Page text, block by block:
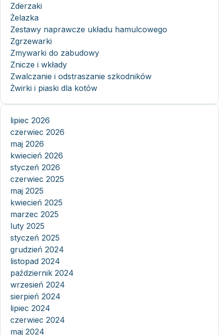
Zderzaki
Żelazka
Zestawy naprawcze układu hamulcowego
Zgrzewarki
Zmywarki do zabudowy
Znicze i wkłady
Zwalczanie i odstraszanie szkodników
Żwirki i piaski dla kotów
lipiec 2026
czerwiec 2026
maj 2026
kwiecień 2026
styczeń 2026
czerwiec 2025
maj 2025
kwiecień 2025
marzec 2025
luty 2025
styczeń 2025
grudzień 2024
listopad 2024
październik 2024
wrzesień 2024
sierpień 2024
lipiec 2024
czerwiec 2024
maj 2024